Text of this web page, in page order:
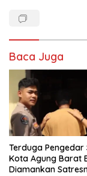
Baca Juga
Terduga Pengedar
Kota Agung Barat
Diamankan